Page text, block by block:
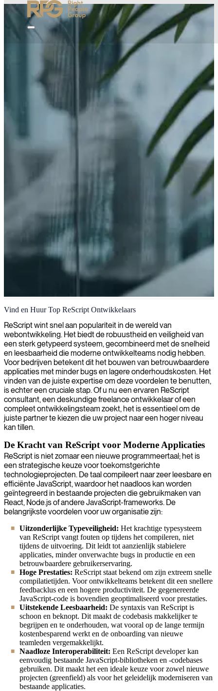
ReScript ontwikkelingsservices
Wij leveren ReScript ontwikkelingsdiensten, waarbij we schone,
type-veilige code leveren die compileert naar sterk geoptimaliseerde
JavaScript voor robuuste en performante webapplicaties.
Vind en Huur Top ReScript Ontwikkelaars
ReScript wint snel aan populariteit in de wereld van
webontwikkeling. Het biedt de robuustheid en veiligheid van
een sterk getypeerd systeem, gecombineerd met de snelheid
en leesbaarheid die moderne ontwikkelteams nodig hebben.
Voor bedrijven betekent dit het bouwen van betrouwbaardere
applicaties met minder bugs en lagere onderhoudskosten. Het
vinden van de juiste expertise om deze voordelen te benutten,
is echter een cruciale stap. Of u nu een ervaren ReScript
consultant, een deskundige freelance ontwikkelaar of een
compleet ontwikkelingsteam zoekt, het is essentieel om de
juiste partner te kiezen die uw project naar een hoger niveau
kan tillen.
De Kracht van ReScript voor Moderne Applicaties
ReScript is niet zomaar een nieuwe programmeertaal; het is
een strategische keuze voor toekomstgerichte
technologieprojecten. De taal compileert naar zeer leesbare en
efficiënte JavaScript, waardoor het naadloos kan worden
geïntegreerd in bestaande projecten die gebruikmaken van
React, Node.js of andere JavaScript-frameworks. De
belangrijkste voordelen voor uw organisatie zijn:
Uitzonderlijke Typeveiligheid: Het krachtige typesysteem
van ReScript vangt fouten op tijdens het compileren, niet
tijdens de uitvoering. Dit leidt tot aanzienlijk stabielere
applicaties, minder onverwachte bugs in productie en een
betrouwbaardere gebruikerservaring.
Hoge Prestaties: ReScript staat bekend om zijn extreem snelle
compilatietijden. Voor ontwikkelteams betekent dit een snellere
feedbacklus en een hogere productiviteit. De gegenereerde
JavaScript-code is bovendien geoptimaliseerd voor prestaties.
Uitstekende Leesbaarheid: De syntaxis van ReScript is
schoon en beknopt. Dit maakt de codebasis makkelijker te
begrijpen en te onderhouden, wat vooral op de lange termijn
kostenbesparend werkt en de onboarding van nieuwe
teamleden vergemakkelijkt.
Naadloze Interoperabiliteit: Een ReScript developer kan
eenvoudig bestaande JavaScript-bibliotheken en -codebases
gebruiken. Dit maakt het een ideale keuze voor zowel nieuwe
projecten (greenfield) als voor het geleidelijk moderniseren van
bestaande applicaties.